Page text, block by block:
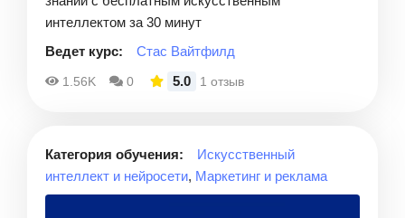
интеллектом за 30 минут
Ведет курс:
Стас Вайтфилд
1.56K 0 5.0 1 отзыв
Категория обучения:
Искусственный
интеллект и нейросети, Маркетинг и реклама